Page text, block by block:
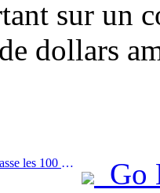
sur un
dollars
Prev:Shanghai Disneyland dépasse les 100 millions de visiteurs et s'agrandira avec un quatrième hôtel à thème.
Go